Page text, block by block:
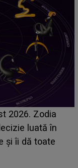
până
din Casa Iubirii
despre mama
pentru